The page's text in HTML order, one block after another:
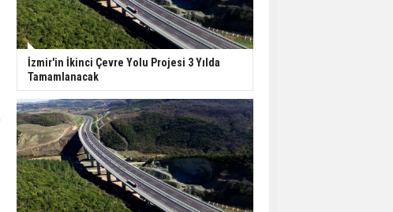
Yatırımcıların Bina Tercihi
Değişiyor: Dijital Altyapı
Öne Çıkıyor
TOKİ'nin Kiralık Sosyal
Konut Modeli Kiraları
Düşürür Mü?
İkinci El Konut Fiyatları
İzmir'in İkinci Çevre Yolu Projesi 3 Yılda
Tamamlanacak